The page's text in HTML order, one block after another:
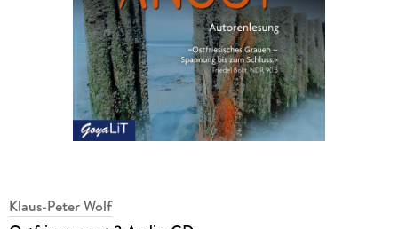
Klaus-Peter Wolf